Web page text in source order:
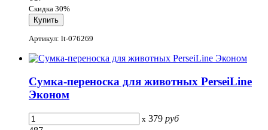
Скидка 30%
Артикул: lt-076269
Сумка-переноска для животных PerseiLine
Эконом
x 379 руб